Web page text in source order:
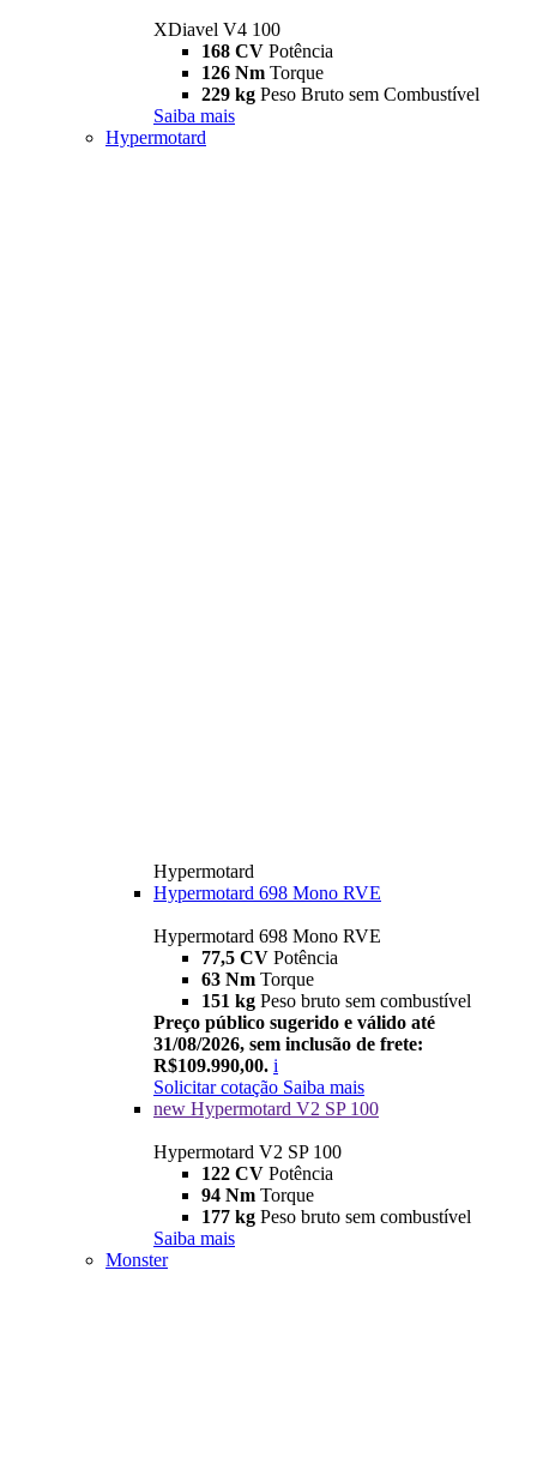
XDiavel V4 100
168 CV Potência
126 Nm Torque
229 kg Peso Bruto sem Combustível
Saiba mais
Hypermotard
Hypermotard
Hypermotard 698 Mono RVE
Hypermotard 698 Mono RVE
77,5 CV Potência
63 Nm Torque
151 kg Peso bruto sem combustível
Preço público sugerido e válido até
31/08/2026, sem inclusão de frete:
R$109.990,00. i
Solicitar cotação Saiba mais
new Hypermotard V2 SP 100
Hypermotard V2 SP 100
122 CV Potência
94 Nm Torque
177 kg Peso bruto sem combustível
Saiba mais
Monster